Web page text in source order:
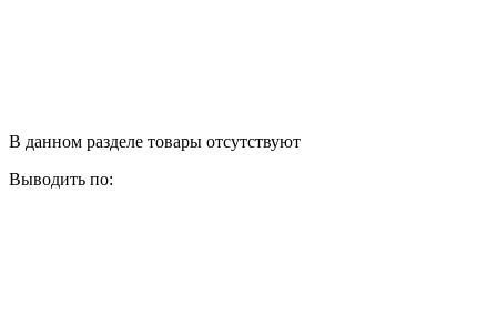
В данном разделе товары отсутствуют
Выводить по: